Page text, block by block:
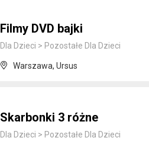
Filmy DVD bajki
Dla Dzieci > Pozostałe Dla Dzieci
Warszawa, Ursus
Skarbonki 3 różne
Dla Dzieci > Pozostałe Dla Dzieci